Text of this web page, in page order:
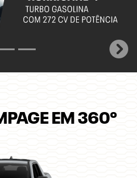
EM 360º